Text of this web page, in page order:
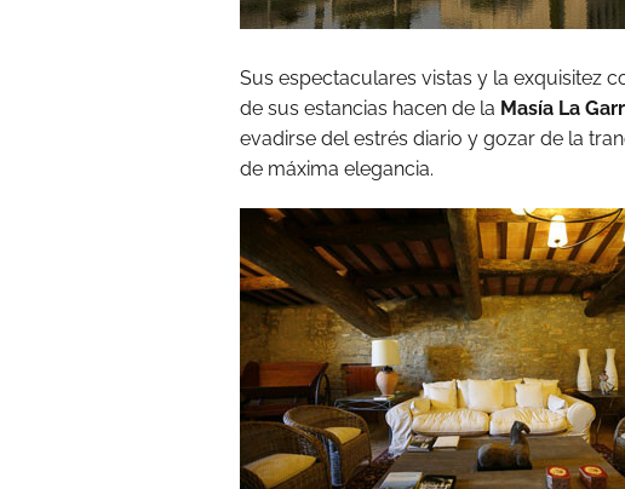
Sus espectaculares vistas y la exquisitez
de sus estancias hacen de la Masía La
evadirse del estrés diario y gozar de la
de máxima elegancia.